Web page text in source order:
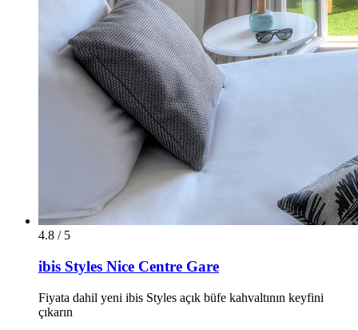
4.8 / 5
ibis Styles Nice Centre Gare
Fiyata dahil yeni ibis Styles açık büfe kahvaltının keyfini
çıkarın